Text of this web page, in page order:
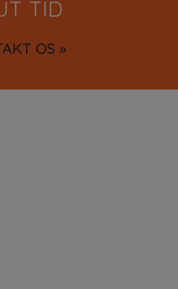
TID
OS »